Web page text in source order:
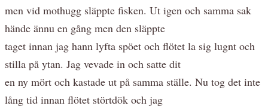
men vid mothugg släppte fisken. Ut igen och samma sak
hände ännu en gång men den släppte
taget innan jag hann lyfta spöet och flötet la sig lugnt och
stilla på ytan. Jag vevade in och satte dit
en ny mört och kastade ut på samma ställe. Nu tog det inte
lång tid innan flötet störtdök och jag